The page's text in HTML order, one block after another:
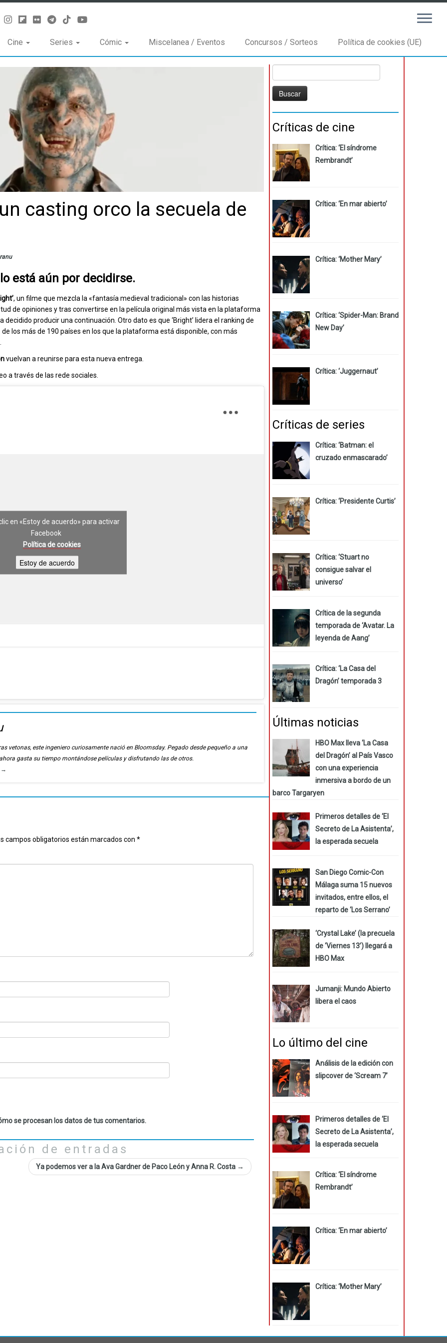
Cine Series Cómic Miscelanea / Eventos Concursos / Sorteos Política de cookies (UE)
casting orco la secuela de
está aún por decidirse.
, un filme que mezcla la «fantasía medieval tradicional» con las historias
de opiniones y tras convertirse en la película original más vista en la plataforma
decidido producir una continuación. Otro dato es que ‘Bright’ lidera el ranking de
los más de 190 países en los que la plataforma está disponible, con más
vuelvan a reunirse para esta nueva entrega.
a través de las rede sociales.
en «Estoy de acuerdo» para activar
Facebook
Política de cookies
Estoy de acuerdo
vetonas, este ingeniero curiosamente nació en Bloomsday. Pegado desde pequeño a una
gasta su tiempo montándose películas y disfrutando las de otros.
→
campos obligatorios están marcados con *
se procesan los datos de tus comentarios.
de entradas
Ya podemos ver a la Ava Gardner de Paco León y Anna R. Costa →
Críticas de cine
Crítica: ‘El síndrome
Rembrandt’
Crítica: ‘En mar abierto’
Crítica: ‘Mother Mary’
Crítica: ‘Spider-Man: Brand
New Day’
Crítica: ‘Juggernaut’
Críticas de series
Crítica: ‘Batman: el
cruzado enmascarado’
Crítica: ‘Presidente Curtis’
Crítica: ‘Stuart no
consigue salvar el
universo’
Crítica de la segunda
temporada de ‘Avatar. La
leyenda de Aang’
Crítica: ‘La Casa del
Dragón’ temporada 3
Últimas noticias
HBO Max lleva ‘La Casa
del Dragón’ al País Vasco
con una experiencia
inmersiva a bordo de un
barco Targaryen
Primeros detalles de ‘El
Secreto de La Asistenta’,
la esperada secuela
San Diego Comic-Con
Málaga suma 15 nuevos
invitados, entre ellos, el
reparto de ‘Los Serrano’
‘Crystal Lake’ (la precuela
de ‘Viernes 13’) llegará a
HBO Max
Jumanji: Mundo Abierto
libera el caos
Lo último del cine
Análisis de la edición con
slipcover de ‘Scream 7’
Primeros detalles de ‘El
Secreto de La Asistenta’,
la esperada secuela
Crítica: ‘El síndrome
Rembrandt’
Crítica: ‘En mar abierto’
Crítica: ‘Mother Mary’